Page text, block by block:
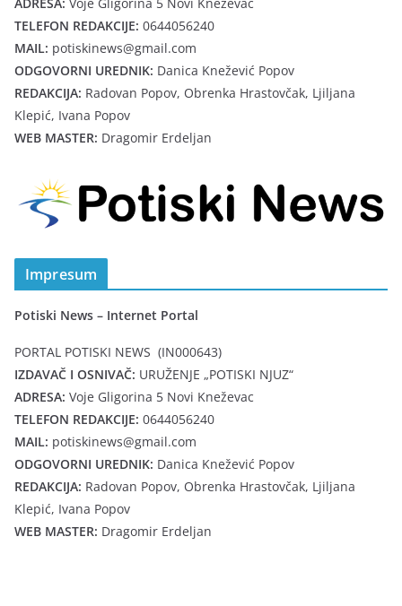
TELEFON REDAKCIJE: 0644056240
MAIL: potiskinews@gmail.com
ODGOVORNI UREDNIK: Danica Knežević Popov
REDAKCIJA: Radovan Popov, Obrenka Hrastovčak, Ljiljana
Klepić, Ivana Popov
WEB MASTER: Dragomir Erdeljan
Impresum
Potiski News – Internet Portal
PORTAL POTISKI NEWS (IN000643)
IZDAVAČ I OSNIVAČ: URUŽENJE „POTISKI NJUZ“
ADRESA: Voje Gligorina 5 Novi Kneževac
TELEFON REDAKCIJE: 0644056240
MAIL: potiskinews@gmail.com
ODGOVORNI UREDNIK: Danica Knežević Popov
REDAKCIJA: Radovan Popov, Obrenka Hrastovčak, Ljiljana
Klepić, Ivana Popov
WEB MASTER: Dragomir Erdeljan